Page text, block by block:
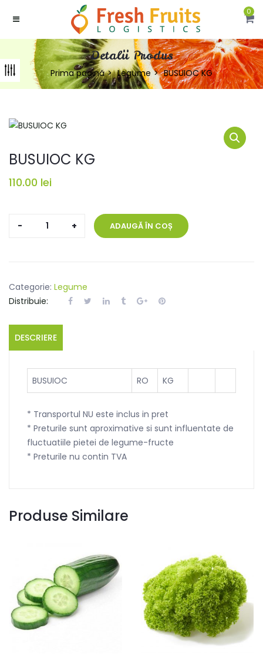
0
Detalii Produs
Prima pagină Legume BUSUIOC KG
BUSUIOC KG
110.00 lei
Cantitate
ADAUGĂ ÎN COȘ
Categorie: Legume
Distribuie:
DESCRIERE
BUSUIOC RO KG
* Transportul NU este inclus in pret
* Preturile sunt aproximative si sunt influentate de
fluctuatiile pietei de legume-fructe
* Preturile nu contin TVA
Produse Similare